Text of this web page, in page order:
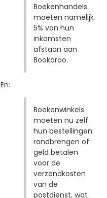
Boekenhandels
moeten namelijk
5% van hun
inkomsten
afstaan aan
Bookaroo.
En:
Boekenwinkels
moeten nu zelf
hun bestellingen
rondbrengen of
geld betalen
voor de
verzendkosten
van de
postdienst, wat